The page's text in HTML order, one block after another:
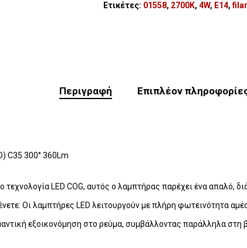
Ετικέτες: 01558, 2700Κ, 4W, E14,
Περιγραφή Επιπλέον
C35 300° 360Lm
LED COG, αυτός ο λαμπτήρας παρέχει ένα απαλό,
Οι λαμπτήρες LED λειτουργούν με πλήρη φωτεινότητα
εξοικονόμηση στο ρεύμα, συμβάλλοντας παράλληλα στη